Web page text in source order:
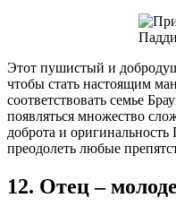
Этот пушистый и
чтобы стать настоящим
соответствовать семье
появляться множество
доброта и
преодолеть любые
12. Отец –